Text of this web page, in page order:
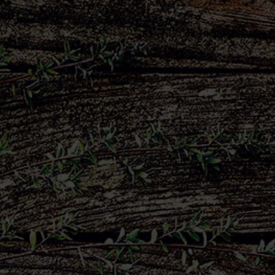
FR EN
PURÉES
Purée extra de Pomme de Terre au